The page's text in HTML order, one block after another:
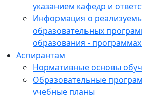
указанием кафедр и
Информация о
образовательных
образования -
Аспирантам
Нормативные основы
Образовательные
учебные планы